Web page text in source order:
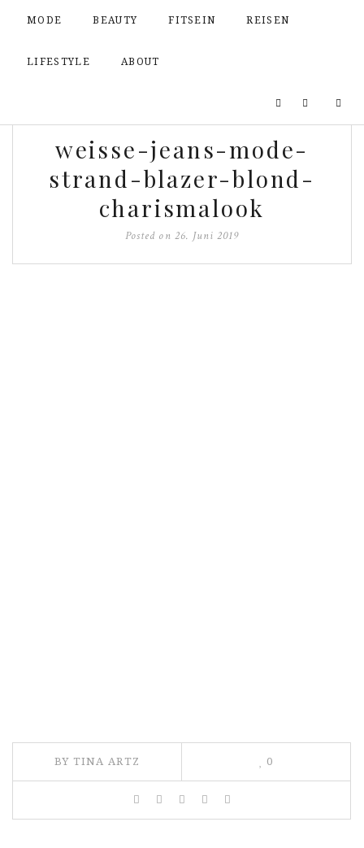
MODE BEAUTY FITSEIN REISEN
LIFESTYLE ABOUT
weisse-jeans-mode-
strand-blazer-blond-
charismalook
Posted on 26. Juni 2019
BY TINA ARTZ 0